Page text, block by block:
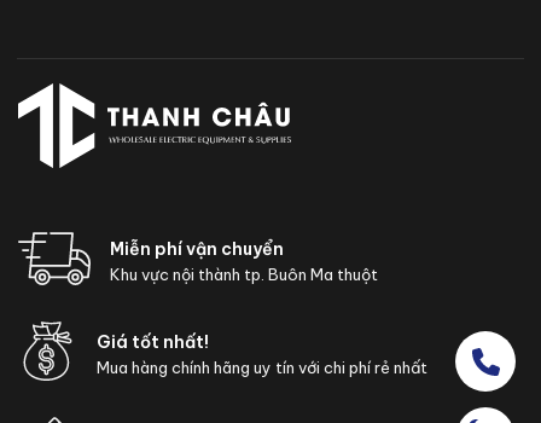
Miễn phí vận chuyển
Khu vực nội thành tp. Buôn Ma thuột
Giá tốt nhất!
Mua hàng chính hãng uy tín với chi phí rẻ nhất